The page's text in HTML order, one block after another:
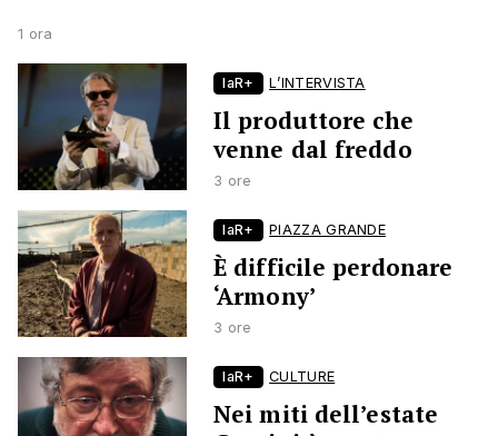
1 ora
laR+ L’INTERVISTA
Il produttore che
venne dal freddo
3 ore
laR+ PIAZZA GRANDE
È difficile perdonare
‘Armony’
3 ore
laR+ CULTURE
Nei miti dell’estate